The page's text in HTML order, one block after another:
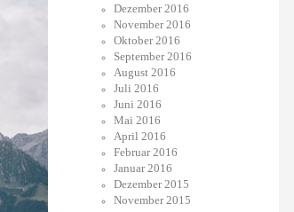
Dezember 2016
November 2016
Oktober 2016
September 2016
August 2016
Juli 2016
Juni 2016
Mai 2016
April 2016
Februar 2016
Januar 2016
Dezember 2015
November 2015